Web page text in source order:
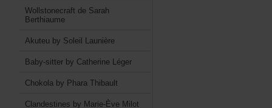
WollstonecraftdeSarah
Berthiaume
AkuteubySoleilLaunière
Baby-sitterbyCatherineLéger
ChokolabyPharaThibault
ClandestinesbyMarie-ÈveMilot